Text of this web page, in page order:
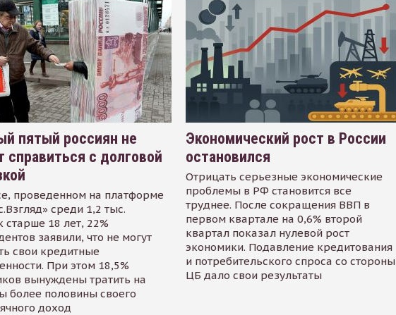
пятый россиян не
с долговой
проведенном на платформе
среди 1,2 тыс.
старше 18 лет, 22%
заявили, что не могут
свои кредитные
При этом 18,5%
вынуждены тратить на
более половины своего
доход
Экономический рост в России
остановился
Отрицать серьезные экономические
проблемы в РФ становится все
труднее. После сокращения ВВП в
первом квартале на 0,6% второй
квартал показал нулевой рост
экономики. Подавление кредитования
и потребительского спроса со стороны
ЦБ дало свои результаты